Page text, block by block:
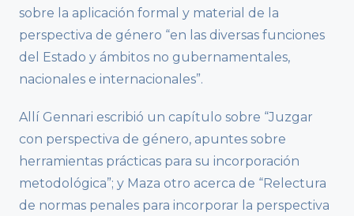
sobre la aplicación formal y material de la
perspectiva de género “en las diversas funciones
del Estado y ámbitos no gubernamentales,
nacionales e internacionales”.
Allí Gennari escribió un capítulo sobre “Juzgar
con perspectiva de género, apuntes sobre
herramientas prácticas para su incorporación
metodológica”; y Maza otro acerca de “Relectura
de normas penales para incorporar la perspectiva